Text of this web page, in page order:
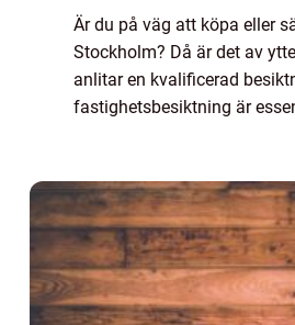
Är du på väg att köpa eller
Stockholm? Då är det av
anlitar en kvalificerad
fastighetsbesiktning är